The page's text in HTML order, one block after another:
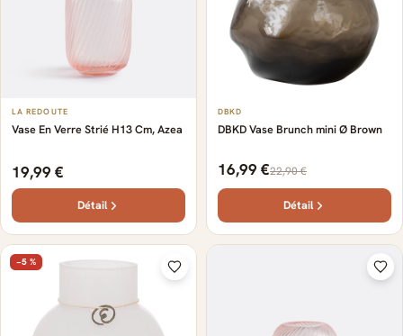
LA REDOUTE
Vase En Verre Strié H13 Cm, Azea
19,99 €
Détail
DBKD
DBKD Vase Brunch mini Ø Brown
16,99 €22,90 €
Détail
−5 %